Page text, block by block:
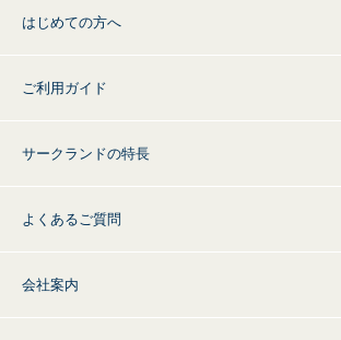
はじめての方へ
ご利用ガイド
サークランドの特長
よくあるご質問
会社案内